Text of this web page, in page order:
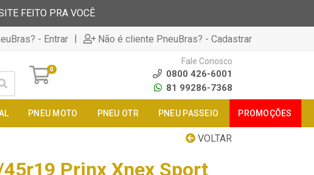
FEITO PRA VOCÊ
- Entrar | Não é cliente PneuBras? - Cadastrar
0
Fale Conosco
0800 426-6001
81 99286-7368
PNEU MOTO PNEU OTR PNEU PASSEIO PROMOÇÕES
VOLTAR
Prinx Xnex Sport